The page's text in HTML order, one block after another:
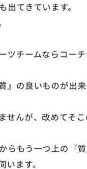
てきています。
チームならコー
』の良いものが出
せんが、改めてそ
もう一つ上の『
ます。